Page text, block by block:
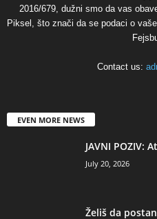
2016/679, dužni smo da vas
Piksel, što znači da se podaci o
Contact us:
EVEN MORE NEWS
JAVNI POZIV:
July 20, 2026
Želiš da